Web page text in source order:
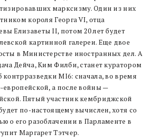
марксизму. Один из них
короля Георга VI, отца
Елизаветы II, потом 20 лет будет
картинной галереи. Еще двое
в Министерстве иностранных дел. А
Дейча, Ким Филби, станет куратором
контрразведки MI6: сначала, во время
а после войны —
Пятый участник кембриджской
по-настоящему вычислен, хотя со
о его разоблачении в Парламенте в
Маргарет Тэтчер.